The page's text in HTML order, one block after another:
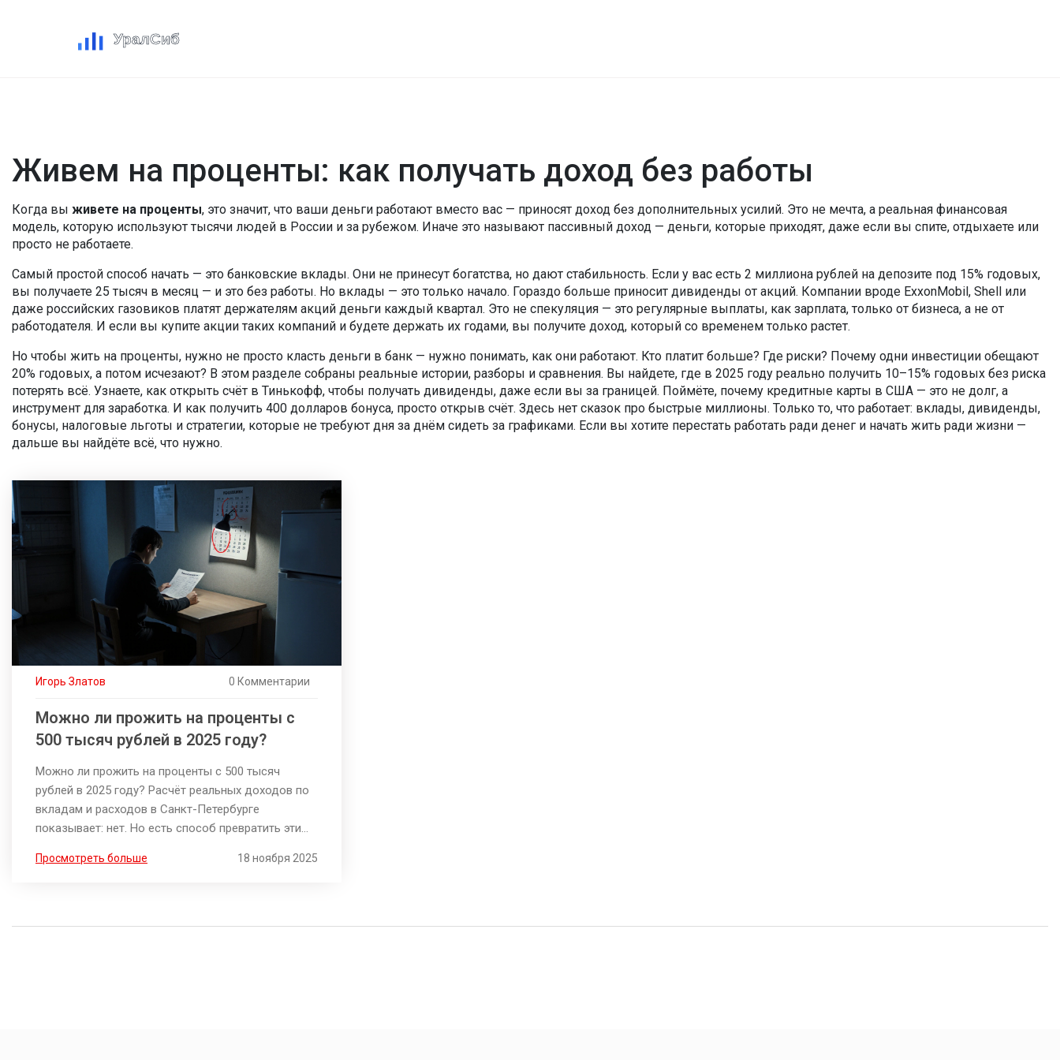
Живем на проценты: как получать доход без работы
Когда вы живете на проценты, это значит, что ваши деньги работают вместо вас — приносят доход без дополнительных усилий. Это не мечта, а реальная финансовая
модель, которую используют тысячи людей в России и за рубежом. Иначе это называют пассивный доход — деньги, которые приходят, даже если вы спите, отдыхаете или
просто не работаете.
Самый простой способ начать — это банковские вклады. Они не принесут богатства, но дают стабильность. Если у вас есть 2 миллиона рублей на депозите под 15% годовых,
вы получаете 25 тысяч в месяц — и это без работы. Но вклады — это только начало. Гораздо больше приносит дивиденды от акций. Компании вроде ExxonMobil, Shell или
даже российских газовиков платят держателям акций деньги каждый квартал. Это не спекуляция — это регулярные выплаты, как зарплата, только от бизнеса, а не от
работодателя. И если вы купите акции таких компаний и будете держать их годами, вы получите доход, который со временем только растет.
Но чтобы жить на проценты, нужно не просто класть деньги в банк — нужно понимать, как они работают. Кто платит больше? Где риски? Почему одни инвестиции обещают
20% годовых, а потом исчезают? В этом разделе собраны реальные истории, разборы и сравнения. Вы найдете, где в 2025 году реально получить 10–15% годовых без риска
потерять всё. Узнаете, как открыть счёт в Тинькофф, чтобы получать дивиденды, даже если вы за границей. Поймёте, почему кредитные карты в США — это не долг, а
инструмент для заработка. И как получить 400 долларов бонуса, просто открыв счёт. Здесь нет сказок про быстрые миллионы. Только то, что работает: вклады, дивиденды,
бонусы, налоговые льготы и стратегии, которые не требуют дня за днём сидеть за графиками. Если вы хотите перестать работать ради денег и начать жить ради жизни —
дальше вы найдёте всё, что нужно.
Игорь Златов 0 Комментарии
Можно ли прожить на проценты с
500 тысяч рублей в 2025 году?
Можно ли прожить на проценты с 500 тысяч
рублей в 2025 году? Расчёт реальных доходов по
вкладам и расходов в Санкт-Петербурге
показывает: нет. Но есть способ превратить эти
дохода.
Просмотреть больше 18 ноября 2025